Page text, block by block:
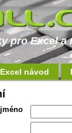
pro Excel a
Excel návod